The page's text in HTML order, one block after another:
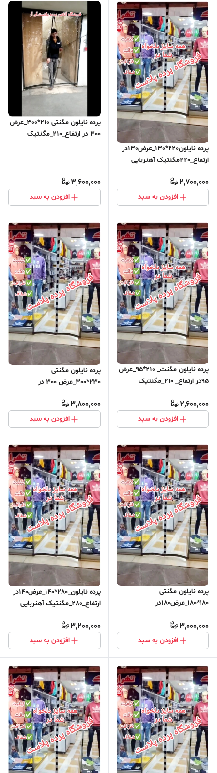
پرده نایلون220*130_عرض130در
ارتفاع_220مگنتیک آهنربایی
2,700,000
افزودن به سبد
پرده نایلون مگنتی 210*300_عرض
300 در ارتفاع_210_مگنتیک
3,600,000
افزودن به سبد
پرده نایلون مگنت_ 210*95_عرض
95در ارتفاع_ 210_مگنتیک
2,600,000
افزودن به سبد
پرده نایلون مگنتی
230*300_عرض 300 در
مغناطیسی ارسال رایگان
3,800,000
افزودن به سبد
پرده نایلون مگنتی
180*180_عرض180در
مغناطیسی ارسال رایگان
3,000,000
افزودن به سبد
پرده نایلون_280*140_عرض140در
ارتفاع_280_مگنتیک آهنربایی
3,200,000
افزودن به سبد